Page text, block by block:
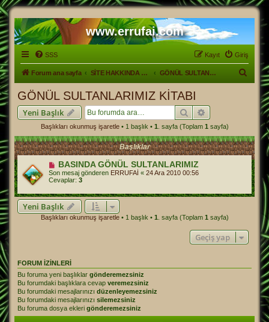
www.errufai.com
SSS Giriş
Kayıt
Forum ana sayfa SİTE HAKKINDA GENEL. GÖNÜL SULTANLARIMIZ KİTABI
GÖNÜL SULTANLARIMIZ KİTABI
Yeni Başlık Ara Gelişmiş arama
Başlıkları okunmuş işaretle• 1 başlık • 1 . sayfa (Toplam 1 sayfa)
Başlıklar
BASINDA GÖNÜL SULTANLARIMIZ
Son mesaj gönderen ERRUFAİ « 24 Ara 2010 00:56
Cevaplar: 3
Yeni Başlık
Başlıkları okunmuş işaretle• 1 başlık • 1 . sayfa (Toplam 1 sayfa)
Geçiş yap
FORUM IZINLERI
Bu foruma yeni başlıklar gönderemezsiniz
Bu forumdaki başlıklara cevap veremezsiniz
Bu forumdaki mesajlarınızı düzenleyemezsiniz
Bu forumdaki mesajlarınızı silemezsiniz
Bu foruma dosya ekleri gönderemezsiniz